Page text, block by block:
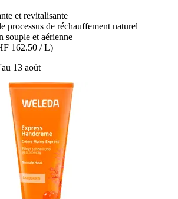
et revitalisante
processus de réchauffement naturel
souple et aérienne
162.50 / L)
13 août